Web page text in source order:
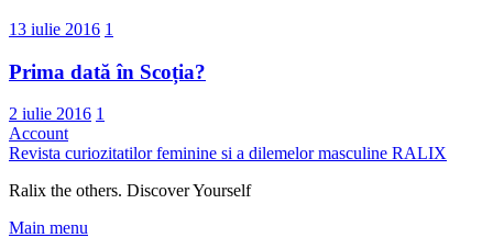
13 iulie 2016 1
Prima dată în Scoția?
2 iulie 2016 1
Account
Revista curiozitatilor feminine si a dilemelor masculine RALIX
Ralix the others. Discover Yourself
Main menu